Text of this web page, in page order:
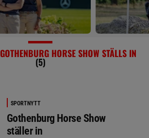
GOTHENBURG HORSE SHOW STÄLLS IN
(5)
SPORTNYTT
Gothenburg Horse Show
ställer in